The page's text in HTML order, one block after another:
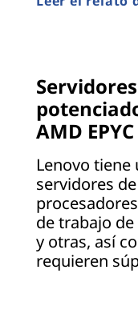
AMD EPYC
Lenovo tiene
servidores
de trabajo de
y otras, así
requieren